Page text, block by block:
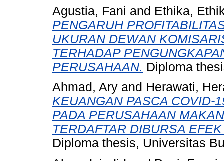
Agustia, Fani and Ethika,
PENGARUH
UKURAN DEWAN
TERHADAP
PERUSAHAAN. Diploma
Ahmad, Ary and Herawati,
KEUANGAN PASCA COVID-
PADA PERUSAHAAN
TERDAFTAR DIBURSA
Diploma thesis, Universitas